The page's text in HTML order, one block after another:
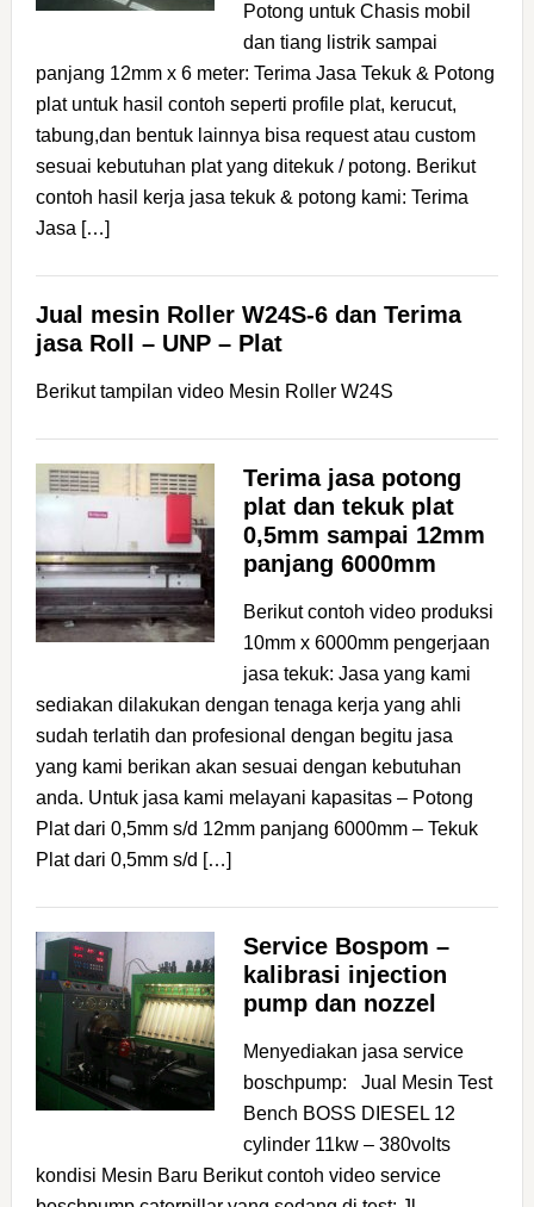
Potong untuk Chasis mobil
dan tiang listrik sampai
panjang 12mm x 6 meter: Terima Jasa Tekuk & Potong
plat untuk hasil contoh seperti profile plat, kerucut,
tabung,dan bentuk lainnya bisa request atau custom
sesuai kebutuhan plat yang ditekuk / potong. Berikut
contoh hasil kerja jasa tekuk & potong kami: Terima
Jasa […]
Jual mesin Roller W24S-6 dan Terima
jasa Roll – UNP – Plat
Berikut tampilan video Mesin Roller W24S
Terima jasa potong
plat dan tekuk plat
0,5mm sampai 12mm
panjang 6000mm
Berikut contoh video produksi
10mm x 6000mm pengerjaan
jasa tekuk: Jasa yang kami
sediakan dilakukan dengan tenaga kerja yang ahli
sudah terlatih dan profesional dengan begitu jasa
yang kami berikan akan sesuai dengan kebutuhan
anda. Untuk jasa kami melayani kapasitas – Potong
Plat dari 0,5mm s/d 12mm panjang 6000mm – Tekuk
Plat dari 0,5mm s/d […]
Service Bospom –
kalibrasi injection
pump dan nozzel
Menyediakan jasa service
boschpump: Jual Mesin Test
Bench BOSS DIESEL 12
cylinder 11kw – 380volts
kondisi Mesin Baru Berikut contoh video service